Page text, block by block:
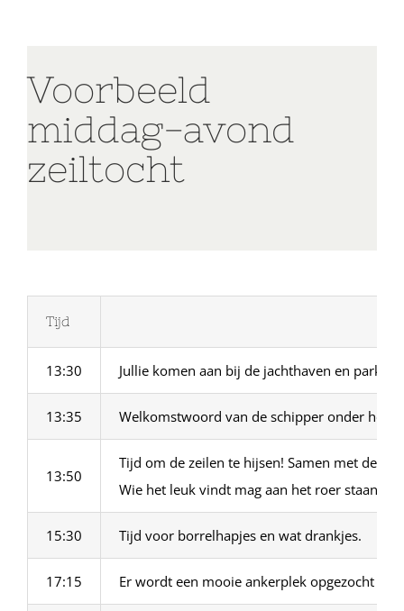
Voorbeeld
middag-avond
zeiltocht
Tijd
13:30 Jullie komen aan bij de jachthaven en
13:35 Welkomstwoord van de schipper onder het
13:50
Tijd om de zeilen te hijsen! Samen met de
Wie het leuk vindt mag aan het roer staan.
15:30 Tijd voor borrelhapjes en wat drankjes.
17:15 Er wordt een mooie ankerplek opgezocht